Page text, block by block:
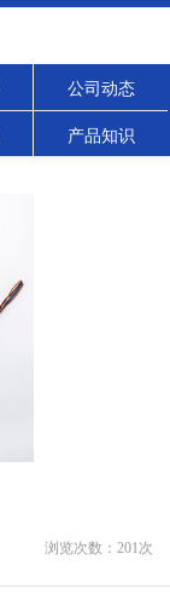
公司动态
产品知识
浏览次数： 201次